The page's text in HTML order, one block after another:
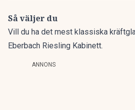
Så väljer du
Vill du ha det mest klassiska
Eberbach Riesling Kabinett.
ANNONS